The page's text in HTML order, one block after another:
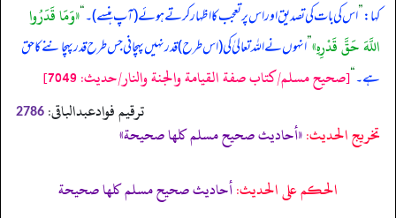
کہا:”اس کی بات کی تصدیق اور اس پر تعجب کا اظہار کرتے ہوئے (آپ ہنسے)۔“«وَمَا قَدَرُوا
اللَّهَ حَقَّ قَدْرِهِ»”انہوں نے اللہ تعالیٰ کی (اس طرح) قدر نہیں پہچانی جس طرح قدر پہچاننے کا حق
ہے۔“[صحيح مسلم/كتاب صفة القيامة والجنة والنار/حدیث: 7049]
ترقیم فوادعبدالباقی: 2786
تخریج الحدیث:«أحاديث صحيح مسلم كلها صحيحة»
الحكم على الحديث:أحاديث صحيح مسلم كلها صحيحة